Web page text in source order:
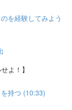
を経験してみよう
よ！】
持つ (10:33)